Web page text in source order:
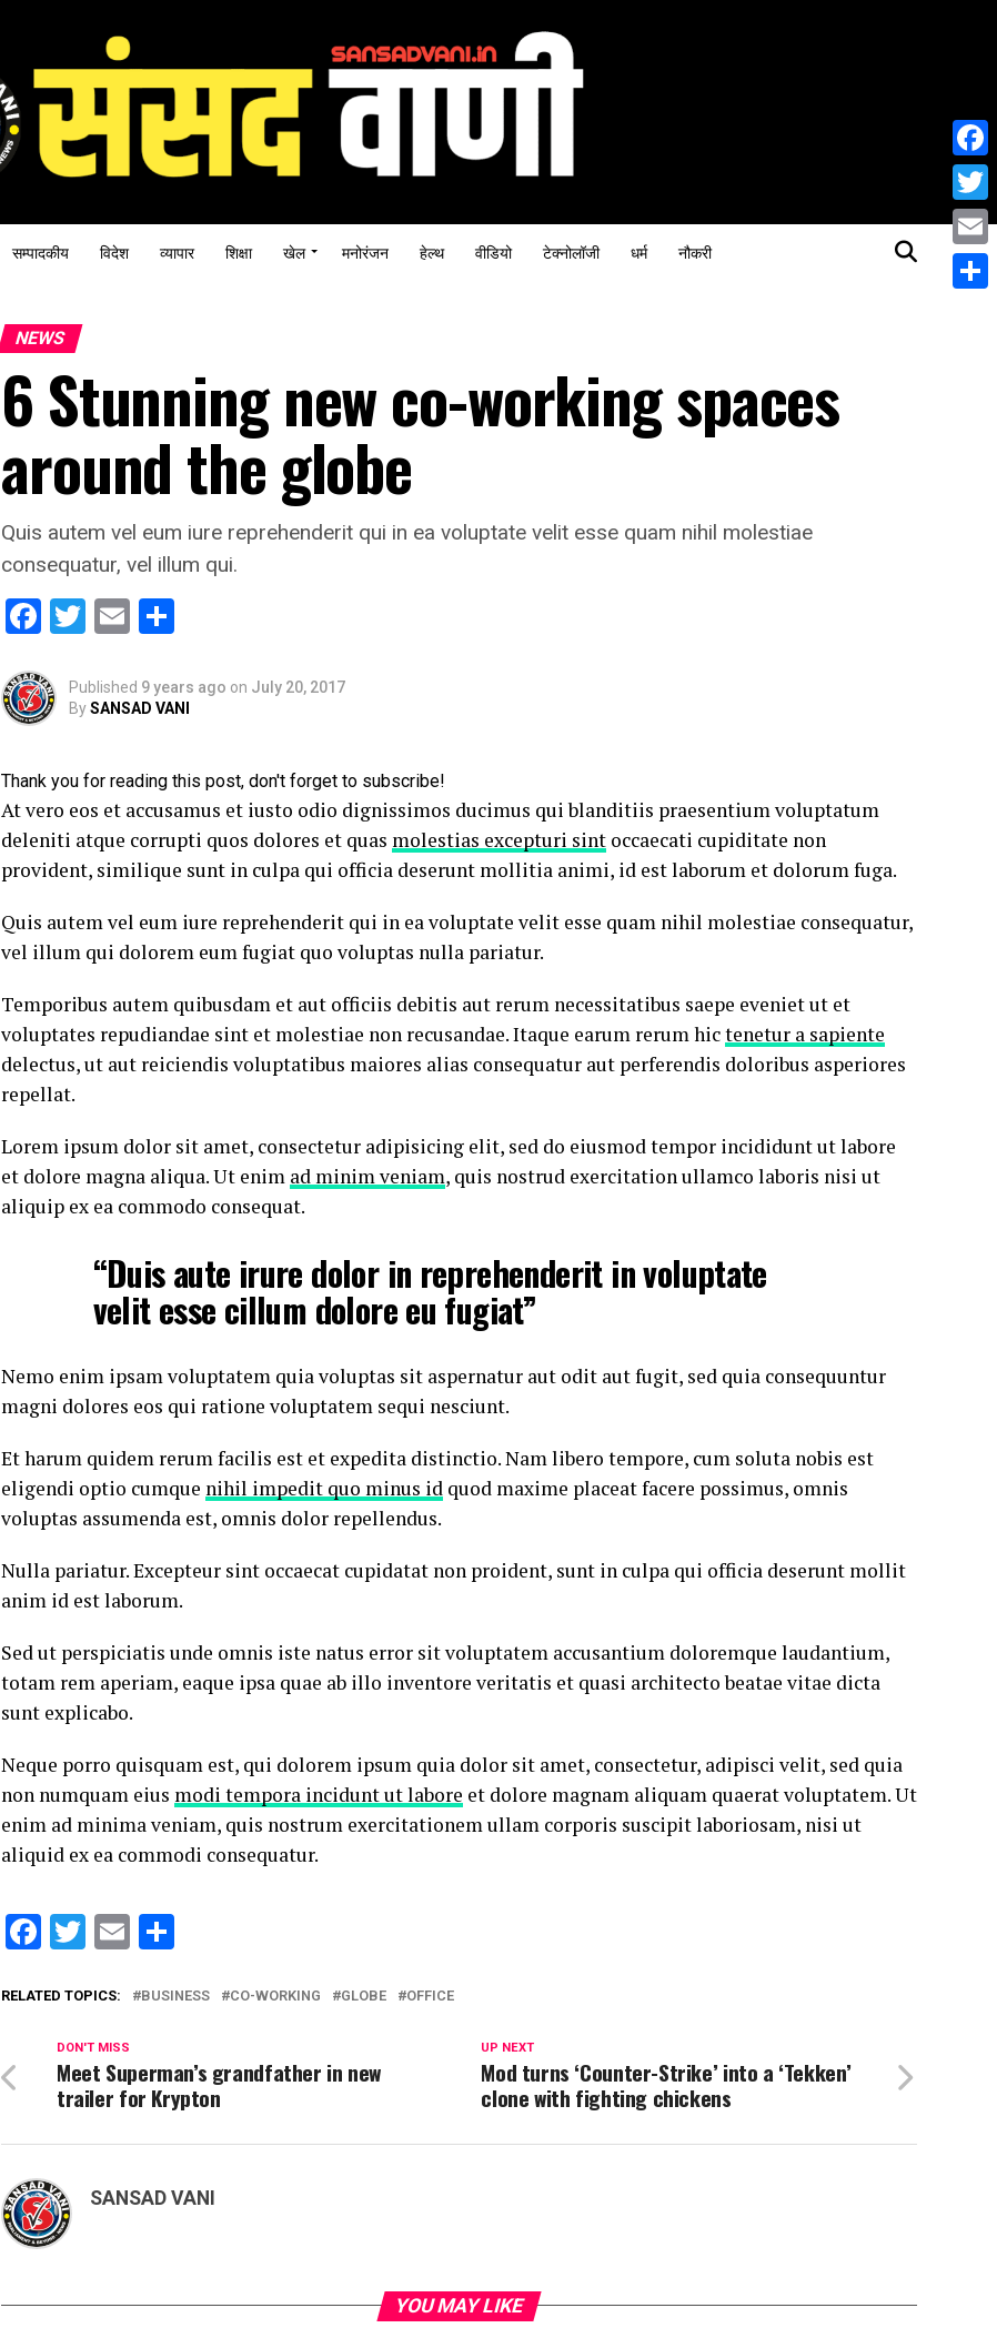
सम्पादकीय विदेश व्यापार शिक्षा खेल मनोरंजन हेल्थ वीडियो टेक्नोलॉजी धर्म नौकरी
NEWS
6 Stunning new co-working spaces
around the globe
Quis autem vel eum iure reprehenderit qui in ea voluptate velit esse quam nihil molestiae
consequatur, vel illum qui.
Facebook
Twitter
Email
Published 9 years ago on July 20, 2017
BySANSAD VANI
Thank you for reading this post, don't forget to subscribe!
At vero eos et accusamus et iusto odio dignissimos ducimus qui blanditiis praesentium voluptatum
deleniti atque corrupti quos dolores et quas molestias excepturi sint occaecati cupiditate non
provident, similique sunt in culpa qui officia deserunt mollitia animi, id est laborum et dolorum fuga.
Quis autem vel eum iure reprehenderit qui in ea voluptate velit esse quam nihil molestiae consequatur,
vel illum qui dolorem eum fugiat quo voluptas nulla pariatur.
Temporibus autem quibusdam et aut officiis debitis aut rerum necessitatibus saepe eveniet ut et
voluptates repudiandae sint et molestiae non recusandae. Itaque earum rerum hictenetur a sapiente
delectus, ut aut reiciendis voluptatibus maiores alias consequatur aut perferendis doloribus asperiores
repellat.
Lorem ipsum dolor sit amet, consectetur adipisicing elit, sed do eiusmod tempor incididunt ut labore
et dolore magna aliqua. Ut enim ad minim veniam, quis nostrud exercitation ullamco laboris nisi ut
aliquip ex ea commodo consequat.
“Duis aute irure dolor in reprehenderit in voluptate
velit esse cillum dolore eu fugiat”
Nemo enim ipsam voluptatem quia voluptas sit aspernatur aut odit aut fugit, sed quia consequuntur
magni dolores eos qui ratione voluptatem sequi nesciunt.
Et harum quidem rerum facilis est et expedita distinctio. Nam libero tempore, cum soluta nobis est
eligendi optio cumque nihil impedit quo minus id quod maxime placeat facere possimus, omnis
voluptas assumenda est, omnis dolor repellendus.
Nulla pariatur. Excepteur sint occaecat cupidatat non proident, sunt in culpa qui officia deserunt mollit
anim id est laborum.
Sed ut perspiciatis unde omnis iste natus error sit voluptatem accusantium doloremque laudantium,
totam rem aperiam, eaque ipsa quae ab illo inventore veritatis et quasi architecto beatae vitae dicta
sunt explicabo.
Neque porro quisquam est, qui dolorem ipsum quia dolor sit amet, consectetur, adipisci velit, sed quia
non numquam eius modi tempora incidunt ut labore et dolore magnam aliquam quaerat voluptatem. Ut
enim ad minima veniam, quis nostrum exercitationem ullam corporis suscipit laboriosam, nisi ut
aliquid ex ea commodi consequatur.
Facebook
Twitter
Email
RELATED TOPICS: BUSINESS CO-WORKING GLOBE OFFICE
UP NEXT
Mod turns ‘Counter-Strike’ into a ‘Tekken’
clone with fighting chickens
DON'T MISS
Meet Superman’s grandfather in new
trailer for Krypton
SANSAD VANI
YOU MAY LIKE
Email